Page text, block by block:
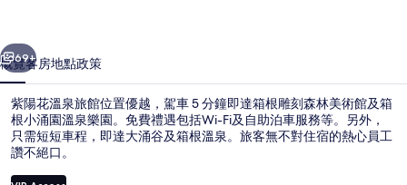
相
片
集
個 下一個
69+
概覽客房地點政策
紫陽花溫泉旅館位置優越，駕車 5 分鐘即達箱根雕刻森林美術館及箱
根小涌園溫泉樂園。免費禮遇包括Wi-Fi及自助泊車服務等。另外，
只需短短車程，即達大涌谷及箱根溫泉。旅客無不對住宿的熱心員工
讚不絕口。